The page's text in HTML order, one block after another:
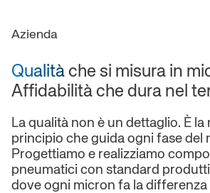
Azienda
Qualità che si misura in
Affidabilità che dura nel
La qualità non è un dettaglio. È la
principio che guida ogni fase del
Progettiamo e realizziamo
pneumatici con standard
dove ogni micron fa la differenza